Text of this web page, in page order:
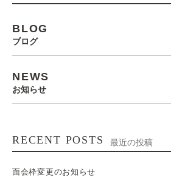
BLOG
ブログ
NEWS
お知らせ
RECENT POSTS 最近の投稿
面会枠変更のお知らせ